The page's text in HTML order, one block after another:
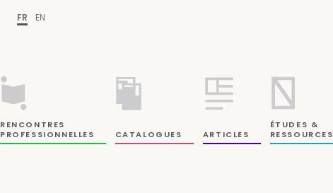
FR EN
RENCONTRES
PROFESSIONNELLES
CATALOGUES ARTICLES
ÉTUDES &
RESSOURCES